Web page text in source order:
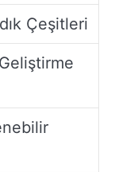
Çeşitleri